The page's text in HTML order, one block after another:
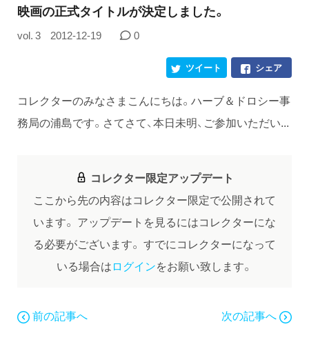
映画の正式タイトルが決定しました。
vol. 3 2012-12-19 0
シェア
ツイート
コレクターのみなさまこんにちは。ハーブ＆ドロシー事
務局の浦島です。さてさて、本日未明、ご参加いただい...
コレクター限定アップデート
ここから先の内容はコレクター限定で公開されて
います。 アップデートを見るにはコレクターにな
る必要がございます。 すでにコレクターになって
いる場合はログインをお願い致します。
前の記事へ 次の記事へ